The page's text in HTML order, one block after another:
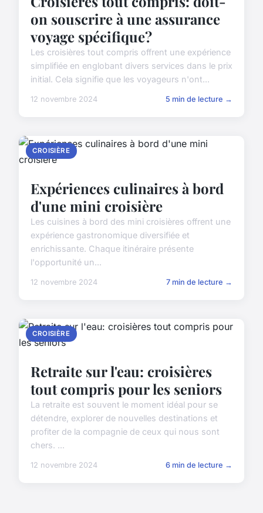
on souscrire à une assurance
voyage spécifique?
Les croisières tout compris offrent une expérience
simplifiée en englobant divers services dans le prix
initial. Cela signifie que les voyageurs n'ont...
12 novembre 2024 5 min de lecture →
CROISIÈRE
Expériences culinaires à bord
d'une mini croisière
Les cuisines à bord des mini croisières offrent une
expérience gastronomique diversifiée et
enrichissante. Chaque itinéraire présente
l'opportunité un...
12 novembre 2024 7 min de lecture →
CROISIÈRE
Retraite sur l'eau: croisières
tout compris pour les seniors
La retraite est souvent le moment idéal pour se
détendre, explorer de nouvelles destinations et
profiter de la compagnie de ceux qui nous sont
chers. ...
12 novembre 2024 6 min de lecture →